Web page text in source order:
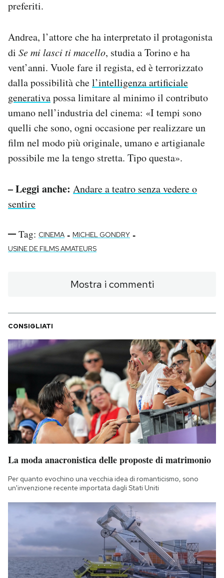
preferiti.
Andrea, l’attore che ha interpretato il protagonista
di Se mi lasci ti macello, studia a Torino e ha
vent’anni. Vuole fare il regista, ed è terrorizzato
dalla possibilità chel’intelligenza artificiale
generativapossa limitare al minimo il contributo
umano nell’industria del cinema: «I tempi sono
quelli che sono, ogni occasione per realizzare un
film nel modo più originale, umano e artigianale
possibile me la tengo stretta. Tipo questa».
– Leggi anche: Andare a teatro senza vedere o
sentire
Tag: CINEMA - MICHEL GONDRY -
USINE DE FILMS AMATEURS
Mostra i commenti
CONSIGLIATI
La moda anacronistica delle proposte di matrimonio
Per quanto evochino una vecchia idea di romanticismo, sono
un'invenzione recente importata dagli Stati Uniti